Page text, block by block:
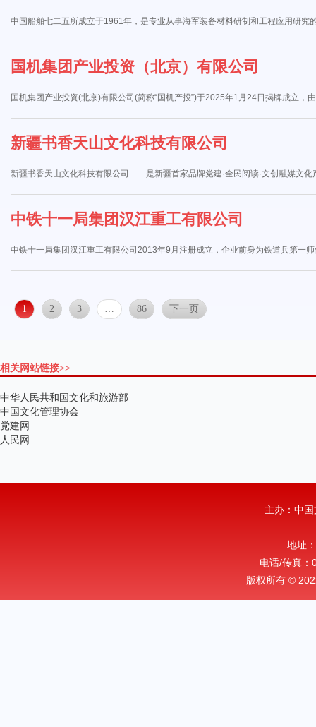
中国船舶七二五所成立于1961年，是专业从事海军装备材料研制和工程应用研
国机集团产业投资（北京）有限公司
国机集团产业投资(北京)有限公司(简称“国机产投”)于2025年1月24日揭牌成立
新疆书香天山文化科技有限公司
新疆书香天山文化科技有限公司——是新疆首家品牌党建·全民阅读·文创融媒文
中铁十一局集团汉江重工有限公司
中铁十一局集团汉江重工有限公司2013年9月注册成立，企业前身为铁道兵第一
1 2 3 … 86 下一页
相关网站链接>>
中华人民共和国文化和旅游部
中国文化管理协会
党建网
人民网
主办：中
地址
电话/传真
版权所有 ©